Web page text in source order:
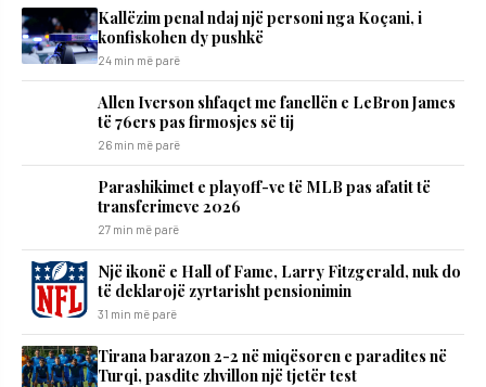
Kallëzim penal ndaj një personi nga Koçani, i
konfiskohen dy pushkë
24 min më parë
Allen Iverson shfaqet me fanellën e LeBron James
të 76ers pas firmosjes së tij
26 min më parë
Parashikimet e playoff-ve të MLB pas afatit të
transferimeve 2026
27 min më parë
Një ikonë e Hall of Fame, Larry Fitzgerald, nuk do
të deklarojë zyrtarisht pensionimin
31 min më parë
Tirana barazon 2-2 në miqësoren e paradites në
Turqi, pasdite zhvillon një tjetër test